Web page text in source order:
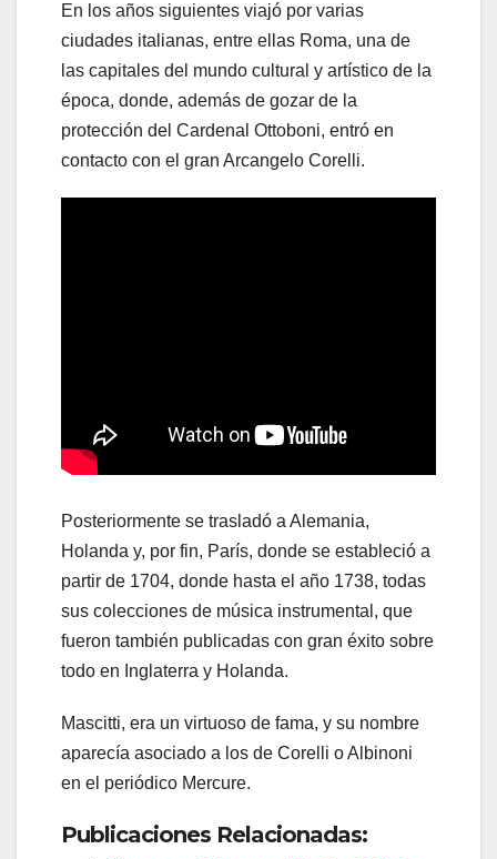
En los años siguientes viajó por varias
ciudades italianas, entre ellas Roma, una de
las capitales del mundo cultural y artístico de la
época, donde, además de gozar de la
protección del Cardenal Ottoboni, entró en
contacto con el gran Arcangelo Corelli.
Posteriormente se trasladó a Alemania,
Holanda y, por fin, París, donde se estableció a
partir de 1704, donde hasta el año 1738, todas
sus colecciones de música instrumental, que
fueron también publicadas con gran éxito sobre
todo en Inglaterra y Holanda.
Mascitti, era un virtuoso de fama, y su nombre
aparecía asociado a los de Corelli o Albinoni
en el periódico Mercure.
Publicaciones Relacionadas: